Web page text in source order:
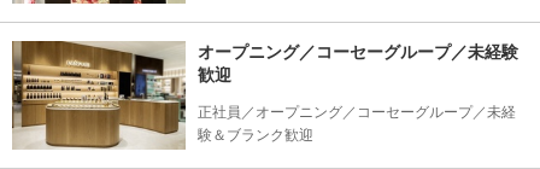
オープニング／コーセーグループ／未経験
歓迎
正社員／オープニング／コーセーグループ／未経
験＆ブランク歓迎